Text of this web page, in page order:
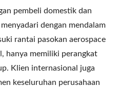
pembeli domestik dan
dengan mendalam
rantai pasokan aerospace
hanya memiliki perangkat
Klien internasional juga
keseluruhan perusahaan